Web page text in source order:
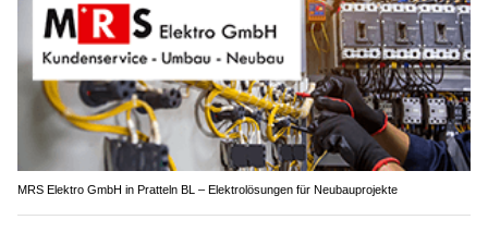
MRS Elektro GmbH in Pratteln BL – Elektrolösungen für Neubauprojekte